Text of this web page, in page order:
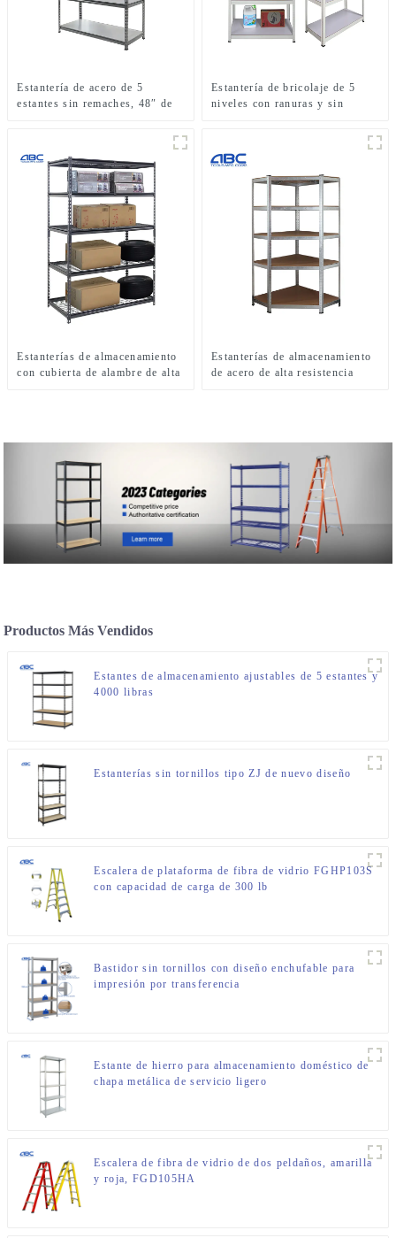
Estantería de acero de 5
estantes sin remaches, 48″ de
Estantería de bricolaje de 5
niveles con ranuras y sin
Estanterías de almacenamiento
con cubierta de alambre de alta
Estanterías de almacenamiento
de acero de alta resistencia
Productos Más Vendidos
Estantes de almacenamiento ajustables de 5 estantes y
4000 libras
Estanterías sin tornillos tipo ZJ de nuevo diseño
Escalera de plataforma de fibra de vidrio FGHP103S
con capacidad de carga de 300 lb
Bastidor sin tornillos con diseño enchufable para
impresión por transferencia
Estante de hierro para almacenamiento doméstico de
chapa metálica de servicio ligero
Escalera de fibra de vidrio de dos peldaños, amarilla
y roja, FGD105HA